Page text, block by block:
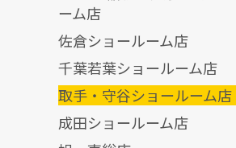
ーム店
佐倉ショールーム店
千葉若葉ショールーム店
取手・守谷ショールーム店
成田ショールーム店